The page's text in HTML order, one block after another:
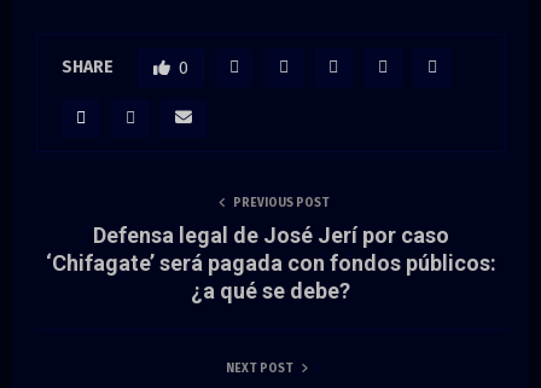
SHARE 0
PREVIOUS POST
Defensa legal de José Jerí por caso
‘Chifagate’ será pagada con fondos públicos:
¿a qué se debe?
NEXT POST